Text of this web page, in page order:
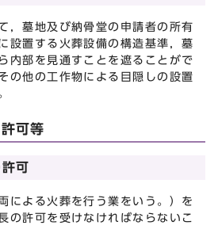
墓地及び納骨堂の申請者の所有
設置する火葬設備の構造基準，墓
内部を見通すことを遮ることがで
の他の工作物による目隠しの設置
可等
可
による火葬を行う業をいう。）を
の許可を受けなければならないこ